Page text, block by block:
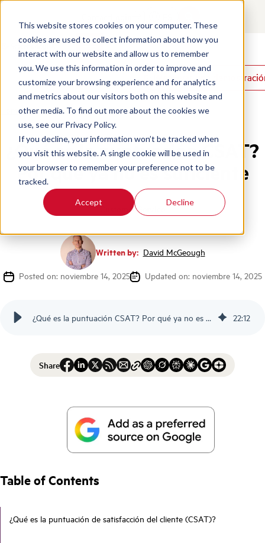
This website stores cookies on your computer. These
cookies are used to collect information about how you
interact with our website and allow us to remember
you. We use this information in order to improve and
customize your browsing experience and for analytics
and metrics about our visitors both on this website and
other media. To find out more about the cookies we
use, see our Privacy Policy.
If you decline, your information won’t be tracked when
you visit this website. A single cookie will be used in
your browser to remember your preference not to be
tracked.
Accept Decline
Productos
SolucionesReservar una
Reservar una
Home / Es / Blog / Csat Score
¿Qué es la puntuación CSAT?
Por qué ya no es suficiente
Customer Service
Written by: David McGeough
Posted on: noviembre 14, 2025
Updated on: noviembre 14, 2025
¿Qué es la puntuación CSAT? Por qué ya no es suficiente - Scorebuddy 22:12
Share
Table of Contents
¿Qué es la puntuación de satisfacción del cliente (CSAT)?